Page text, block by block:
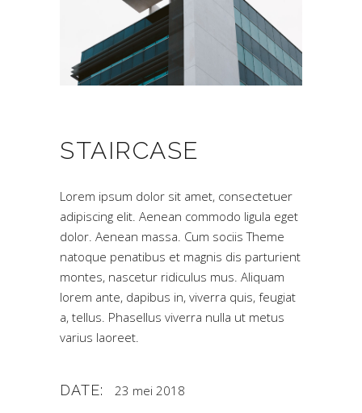
STAIRCASE
Lorem ipsum dolor sit amet, consectetuer
adipiscing elit. Aenean commodo ligula eget
dolor. Aenean massa. Cum sociis Theme
natoque penatibus et magnis dis parturient
montes, nascetur ridiculus mus. Aliquam
lorem ante, dapibus in, viverra quis, feugiat
a, tellus. Phasellus viverra nulla ut metus
varius laoreet.
DATE: 23 mei 2018